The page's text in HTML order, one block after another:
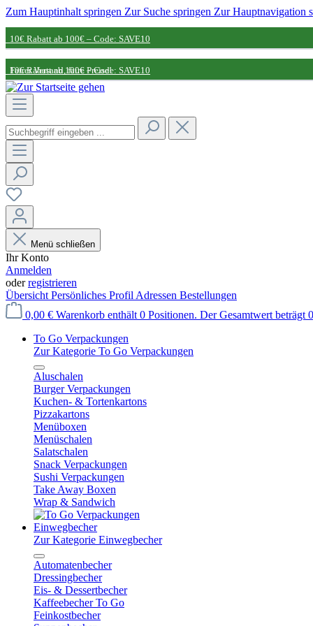
Zum Hauptinhalt springen Zur Suche springen Zur Hauptnavigation
10€ Rabatt ab 100€ – Code: SAVE10
Fairer Versand, faire Preise!
Nachhaltige Partnerschaft
10€ Rabatt ab 100€ – Code: SAVE10
Fairer Versand, faire Preise!
Nachhaltige Partnerschaft
Menü schließen
Ihr Konto
Anmelden
oderregistrieren
Übersicht Persönliches Profil Adressen Bestellungen
0,00 € Warenkorb enthält 0 Positionen. Der Gesamtwert beträgt
To Go Verpackungen
Zur Kategorie To Go Verpackungen
Aluschalen
Burger Verpackungen
Kuchen- & Tortenkartons
Pizzakartons
Menüboxen
Menüschalen
Salatschalen
Snack Verpackungen
Sushi Verpackungen
Take Away Boxen
Wrap & Sandwich
Einwegbecher
Zur Kategorie Einwegbecher
Automatenbecher
Dressingbecher
Eis- & Dessertbecher
Kaffeebecher To Go
Feinkostbecher